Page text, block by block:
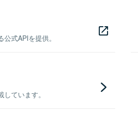
式APIを提供。
ています。